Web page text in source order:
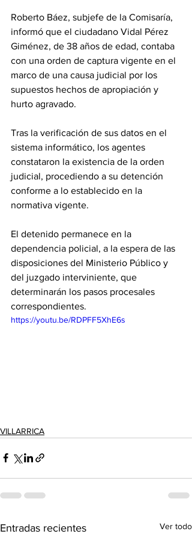
Roberto Báez, subjefe de la Comisaría,
informó que el ciudadano Vidal Pérez
Giménez, de 38 años de edad, contaba
con una orden de captura vigente en el
marco de una causa judicial por los
supuestos hechos de apropiación y
hurto agravado.
Tras la verificación de sus datos en el
sistema informático, los agentes
constataron la existencia de la orden
judicial, procediendo a su detención
conforme a lo establecido en la
normativa vigente.
El detenido permanece en la
dependencia policial, a la espera de las
disposiciones del Ministerio Público y
del juzgado interviniente, que
determinarán los pasos procesales
correspondientes.
https://youtu.be/RDPFF5XhE6s
VILLARRICA
Entradas recientes Ver todo